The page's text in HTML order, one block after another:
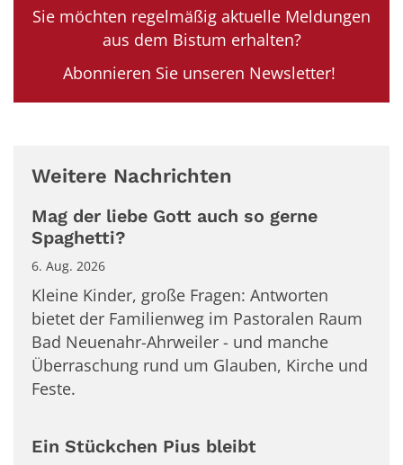
Sie möchten regelmäßig aktuelle Meldungen
aus dem Bistum erhalten?
Abonnieren Sie unseren Newsletter!
Weitere Nachrichten
Mag der liebe Gott auch so gerne
Spaghetti?
6. Aug. 2026
Kleine Kinder, große Fragen: Antworten
bietet der Familienweg im Pastoralen Raum
Bad Neuenahr-Ahrweiler - und manche
Überraschung rund um Glauben, Kirche und
Feste.
Ein Stückchen Pius bleibt